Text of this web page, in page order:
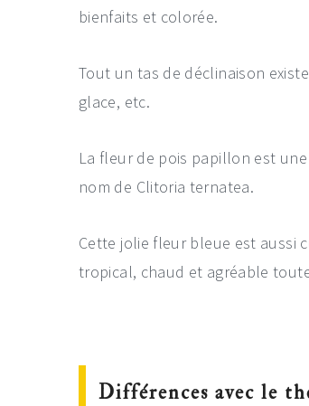
bienfaits et colorée.
Tout un tas de déclinaison
glace, etc.
La fleur de pois papillon est
nom de Clitoria ternatea.
Cette jolie fleur bleue est aussi
tropical, chaud et agréable
Différences avec le